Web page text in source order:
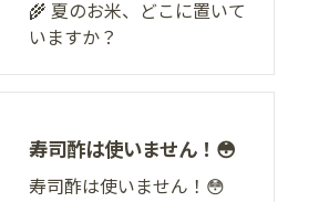
🌾 夏のお米、どこに置いて
いますか？
寿司酢は使いません！😳
寿司酢は使いません！😳